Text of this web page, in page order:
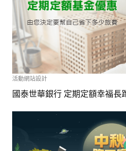
活動網站設計
國泰世華銀行 定期定額幸福長